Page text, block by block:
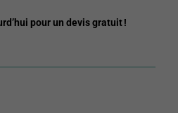
pour un devis gratuit !